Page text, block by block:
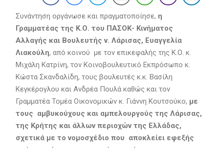
Συνάντηση οργάνωσε και πραγματοποίησε, η
Γραμματέας της Κ.Ο. του ΠΑΣΟΚ- Κινήματος
Αλλαγής και Βουλευτής ν. Λάρισας, Ευαγγελία
Λιακούλη, από κοινού με τον επικεφαλής της Κ.Ο. κ.
Μιχάλη Κατρίνη, τον Κοινοβουλευτικό Εκπρόσωπο κ.
Κώστα Σκανδαλίδη, τους βουλευτές κ.κ. Βασίλη
Κεγκέρογλου και Ανδρέα Πουλά καθώς και τον
Γραμματέα Τομέα Οικονομικών κ. Γιάννη Κουτσούκο, με
τους αμβυκούχους και αμπελουργούς της Λάρισας,
της Κρήτης και άλλων περιοχών της Ελλάδας,
σχετικά με το νομοσχέδιο που αποκλείει εφεξής